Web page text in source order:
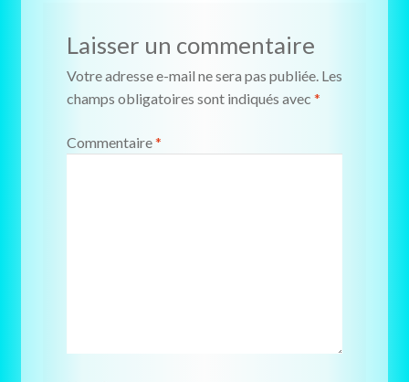
Laisser un commentaire
Votre adresse e-mail ne sera pas publiée. Les
champs obligatoires sont indiqués avec *
Commentaire*